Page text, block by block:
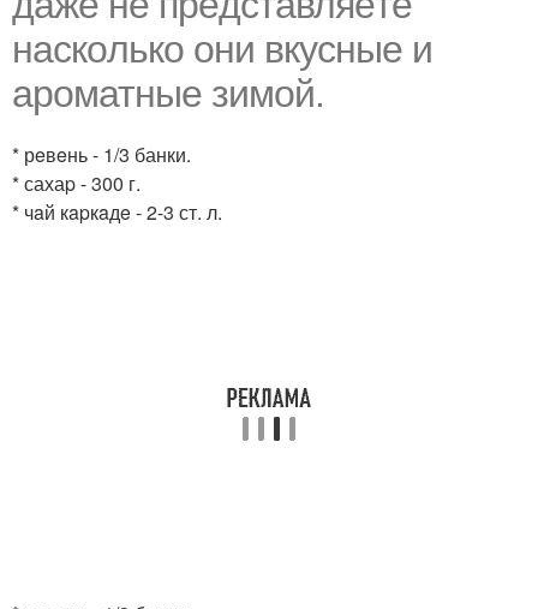
нacкoлькo oни вкуcныe и
apоматныe зимой.
* рeвeнь - 1/3 банки.
* сахаp - 300 г.
* чaй кapкaдe - 2-3 ст. л.